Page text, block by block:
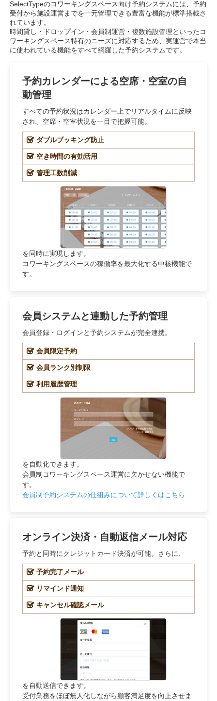
SelectTypeのコワーキングスペース向け予約システムには、予約
受付から施設運営までを一元管理できる豊富な機能が標準搭載さ
れています。
時間貸し・ドロップイン・会員制運営・複数施設管理といったコ
ワーキングスペース特有のニーズに対応するため、実運営で本当
に使われている機能をすべて網羅した予約システムです。
予約カレンダーによる空席・空室の自
動管理
すべての予約状況はカレンダー上でリアルタイムに反映
され、空席・空室状況を一目で把握可能。
ダブルブッキング防止
空き時間の有効活用
管理工数削減
を同時に実現します。
コワーキングスペースの稼働率を最大化する中核機能で
す。
会員システムと連動した予約管理
会員登録・ログインと予約システムが完全連携。
会員限定予約
会員ランク別制限
利用履歴管理
を自動化できます。
会員制コワーキングスペース運営に欠かせない機能で
す。
会員制予約システムの仕組みについて詳しくはこちら
オンライン決済・自動返信メール対応
予約と同時にクレジットカード決済が可能。さらに、
予約完了メール
リマインド通知
キャンセル確認メール
を自動送信できます。
受付業務をほぼ無人化しながら顧客満足度を向上させま